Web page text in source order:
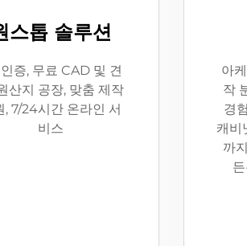
스톱 솔루션
증, 무료 CAD 및 견
산지 공장, 맞춤 제작
, 7/24시간 온라인 서
비스
아
작
경
캐비
까